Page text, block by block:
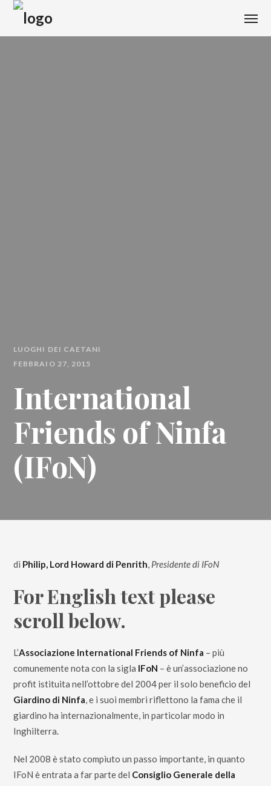
LUOGHI DEI CAETANI
FEBBRAIO 27, 2015
International
Friends of Ninfa
(IFoN)
di Philip, Lord Howard di Penrith, Presidente di IFoN
For English text please
scroll below.
L’Associazione International Friends of Ninfa – più
comunemente nota con la sigla IFoN – è un’associazione no
profit istituita nell’ottobre del 2004 per il solo beneficio del
Giardino di Ninfa, e i suoi membri riflettono la fama che il
giardino ha internazionalmente, in particolar modo in
Inghilterra.
Nel 2008 è stato compiuto un passo importante, in quanto
IFoN è entrata a far parte del Consiglio Generale della